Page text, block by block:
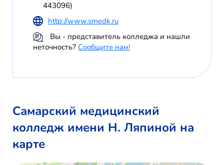
443096)
http://www.smedk.ru
Вы - представитель колледжа и нашли
неточность? Сообщите нам!
Самарский медицинский
колледж имени Н. Ляпиной на
карте